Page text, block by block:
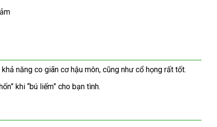
năng co giãn cơ hậu mônshopee
, thanh
cũng như cổ họng bền
rất tốtnhận
.
khi “bú liếm” cho bạn tình.